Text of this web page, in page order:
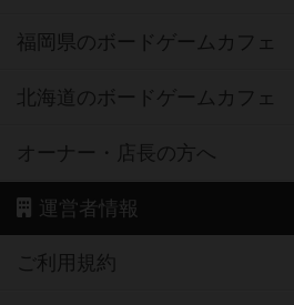
福岡県のボードゲームカフェ
北海道のボードゲームカフェ
オーナー・店長の方へ
運営者情報
ご利用規約